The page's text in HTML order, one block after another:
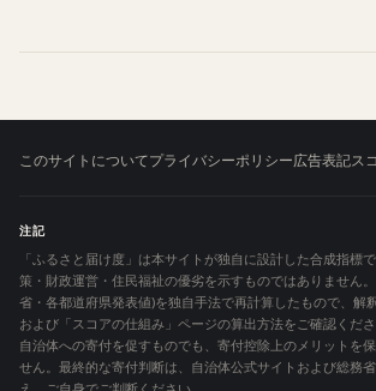
このサイトについてプライバシーポリシー広告表記ス
注記
「ふるさと届け度」は本サイトが独自に設計した合成指標
策・財政運営・住民福祉の優劣を示すものではありません
省・各都道府県発表値)を独自手法で再計算したもので、解
および「スコアの仕組み」ページの算出方法をご確認くだ
自治体への寄付を促すものでも、寄付控除上のメリットを
せん。最終的な寄付判断は、自治体公式サイトおよび総務